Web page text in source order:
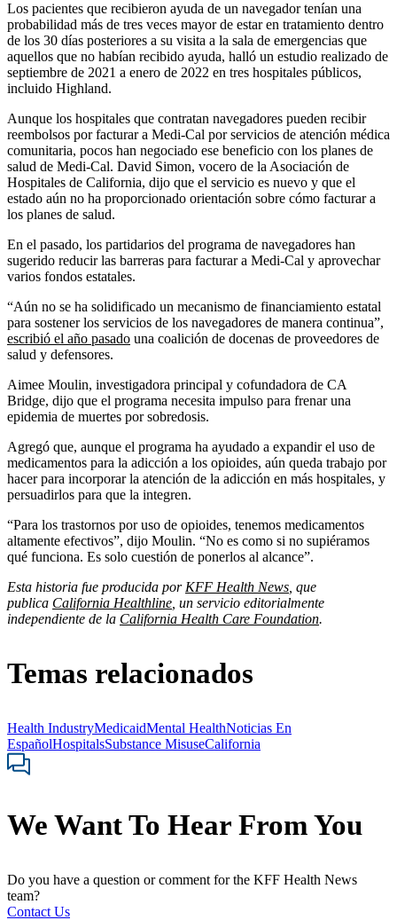
Los pacientes que recibieron ayuda de un navegador tenían una
probabilidad más de tres veces mayor de estar en tratamiento dentro
de los 30 días posteriores a su visita a la sala de emergencias que
aquellos que no habían recibido ayuda, halló un estudio realizado de
septiembre de 2021 a enero de 2022 en tres hospitales públicos,
incluido Highland.
Aunque los hospitales que contratan navegadores pueden recibir
reembolsos ​​por facturar a Medi-Cal por servicios de atención médica
comunitaria, pocos han negociado ese beneficio con los planes de
salud de Medi-Cal. David Simon, vocero de la Asociación de
Hospitales de California, dijo que el servicio es nuevo y que el
estado aún no ha proporcionado orientación sobre cómo facturar a
los planes de salud.
En el pasado, los partidarios del programa de navegadores han
sugerido reducir las barreras para facturar a Medi-Cal y aprovechar
varios fondos estatales.
“Aún no se ha solidificado un mecanismo de financiamiento estatal
para sostener los servicios de los navegadores de manera continua”,
escribió el año pasado una coalición de docenas de proveedores de
salud y defensores.
Aimee Moulin, investigadora principal y cofundadora de CA
Bridge, dijo que el programa necesita impulso para frenar una
epidemia de muertes por sobredosis.
Agregó que, aunque el programa ha ayudado a expandir el uso de
medicamentos para la adicción a los opioides, aún queda trabajo por
hacer para incorporar la atención de la adicción en más hospitales, y
persuadirlos para que la integren.
“Para los trastornos por uso de opioides, tenemos medicamentos
altamente efectivos”, dijo Moulin. “No es como si no supiéramos
qué funciona. Es solo cuestión de ponerlos al alcance”.
Esta historia fue producida por KFF Health News , que
publica California Healthline , un servicio editorialmente
independiente de la California Health Care Foundation.
Temas relacionados
Health IndustryMedicaidMental HealthNoticias En
EspañolHospitalsSubstance MisuseCalifornia
We Want To Hear From You
Do you have a question or comment for the KFF Health News
team?
Contact Us